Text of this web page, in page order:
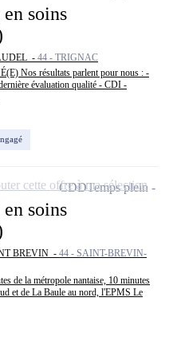
soins
- 44 - TRIGNAC
Nos résultats parlent pour nous : -
évaluation qualité - CDI -
soins
BREVIN - 44 - SAINT-BREVIN-
de la métropole nantaise, 10 minutes
et de La Baule au nord, l'EPMS Le
CDDTemps plein
cette offre à ma sélection